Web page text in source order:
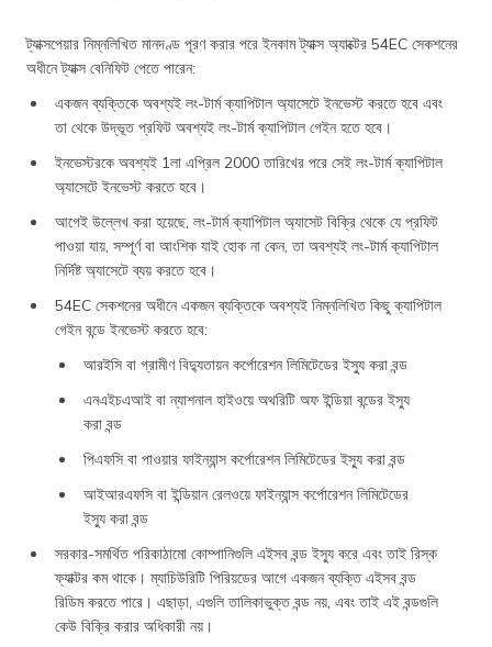
ট্যাক্সপেয়ার নিম্নলিখিত মানদণ্ড পূরণ করার পরে ইনকাম ট্যাক্স অ্যাক্টের 54EC সেকশনের
অধীনে ট্যাক্স বেনিফিট পেতে পারেন:
একজন ব্যক্তিকে অবশ্যই লং-টার্ম ক্যাপিটাল অ্যাসেটে ইনভেস্ট করতে হবে এবং
তা থেকে উদ্ভূত প্রফিট অবশ্যই লং-টার্ম ক্যাপিটাল গেইন হতে হবে।
ইনভেস্টরকে অবশ্যই 1লা এপ্রিল 2000 তারিখের পরে সেই লং-টার্ম ক্যাপিটাল
অ্যাসেটে ইনভেস্ট করতে হবে।
আগেই উল্লেখ করা হয়েছে, লং-টার্ম ক্যাপিটাল অ্যাসেট বিক্রি থেকে যে প্রফিট
পাওয়া যায়, সম্পূর্ণ বা আংশিক যাই হোক না কেন, তা অবশ্যই লং-টার্ম ক্যাপিটাল
নির্দিষ্ট অ্যাসেটে ব্যয় করতে হবে।
54EC সেকশনের অধীনে একজন ব্যক্তিকে অবশ্যই নিম্নলিখিত কিছু ক্যাপিটাল
গেইন বন্ডে ইনভেস্ট করতে হবে:
আরইসি বা গ্রামীণ বিদ্যুতায়ন কর্পোরেশন লিমিটেডের ইস্যু করা বন্ড
এনএইচএআই বা ন্যাশনাল হাইওয়ে অথরিটি অফ ইন্ডিয়া বন্ডের ইস্যু
করা বন্ড
পিএফসি বা পাওয়ার ফাইন্যান্স কর্পোরেশন লিমিটেডের ইস্যু করা বন্ড
আইআরএফসি বা ইন্ডিয়ান রেলওয়ে ফাইন্যান্স কর্পোরেশন লিমিটেডের
ইস্যু করা বন্ড
সরকার-সমর্থিত পরিকাঠামো কোম্পানিগুলি এইসব বন্ড ইস্যু করে এবং তাই রিস্ক
ফ্যাক্টর কম থাকে। ম্যাচিউরিটি পিরিয়ডের আগে একজন ব্যক্তি এইসব বন্ড
রিডিম করতে পারে। এছাড়া, এগুলি তালিকাভুক্ত বন্ড নয়, এবং তাই এই বন্ডগুলি
কেউ বিক্রি করার অধিকারী নয়।